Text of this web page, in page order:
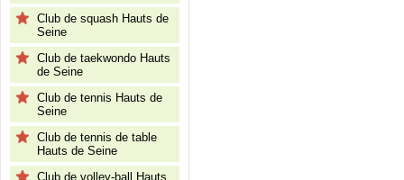
Club de squash Hauts de
Seine
Club de taekwondo Hauts
de Seine
Club de tennis Hauts de
Seine
Club de tennis de table
Hauts de Seine
Club de volley-ball Hauts